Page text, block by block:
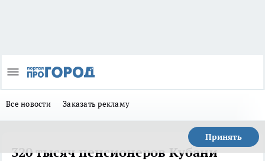
Все новости Заказать рекламу
Принять
320 тысяч пенсионеров Кубани